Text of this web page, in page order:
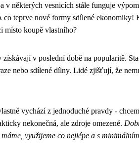
v některých vesnicích stále funguje
co teprve nové formy sdílené ekonomiky!
místo koupě vlastního?
získávají v poslední době na popularitě.
nebo sdílené dílny. Lidé zjišťují, že
vychází z jednoduché pravdy -
nekonečná, ale zdroje omezené.
využijeme co nejlépe a s